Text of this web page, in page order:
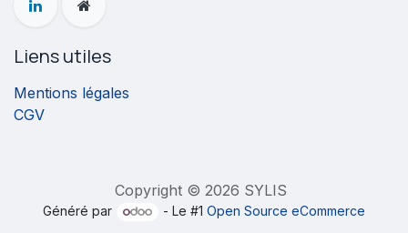
Liens utiles
Mentions légales
CGV
Copyright © 2026 SYLIS
Généré par - Le #1Open Source eCommerce